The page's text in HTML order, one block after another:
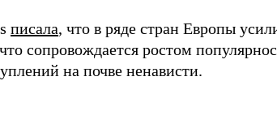
писала, что в ряде стран Европы
сопровождается ростом
на почве ненависти.